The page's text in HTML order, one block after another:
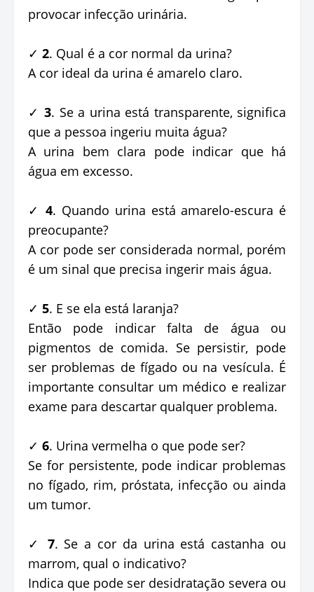
provocar infecção urinária.
✓ 2. Qual é a cor normal da urina?
A cor ideal da urina é amarelo claro.
✓ 3. Se a urina está transparente, significa
que a pessoa ingeriu muita água?
A urina bem clara pode indicar que há
água em excesso.
✓4. Quando urina está amarelo-escura é
preocupante?
A cor pode ser considerada normal, porém
é um sinal que precisa ingerir mais água.
✓ 5. E se ela está laranja?
Então pode indicar falta de água ou
pigmentos de comida. Se persistir, pode
ser problemas de fígado ou na vesícula. É
importante consultar um médico e realizar
exame para descartar qualquer problema.
✓ 6. Urina vermelha o que pode ser?
Se for persistente, pode indicar problemas
no fígado, rim, próstata, infecção ou ainda
um tumor.
✓ 7. Se a cor da urina está castanha ou
marrom, qual o indicativo?
Indica que pode ser desidratação severa ou